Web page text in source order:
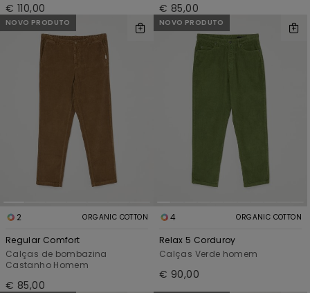
€ 110,00 € 85,00
NOVO PRODUTO
2 ORGANIC COTTON
Regular Comfort
Calças de bombazina
Castanho Homem
€ 85,00
NOVO PRODUTO
4 ORGANIC COTTON
Relax 5 Corduroy
Calças Verde homem
€ 90,00